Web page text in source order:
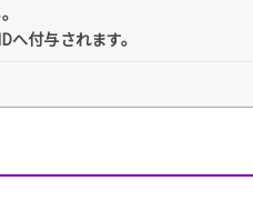
付与されます。